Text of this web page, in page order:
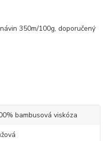
350m/100g, doporučený
bambusová viskóza